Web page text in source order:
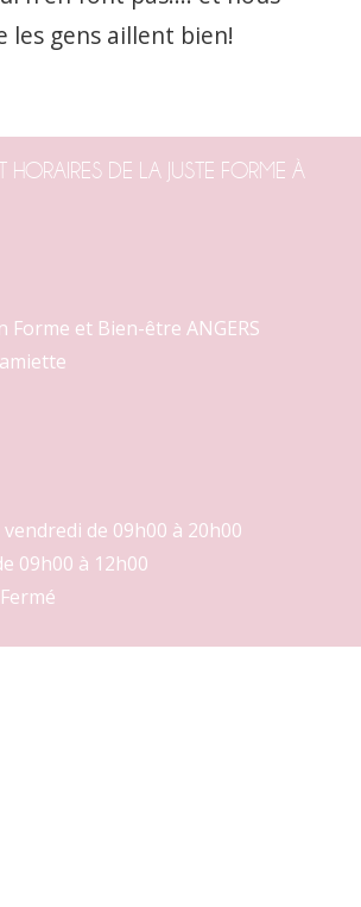
les gens aillent bien!
HORAIRES DE LA JUSTE FORME À
Forme et Bien-être ANGERS
de 09h00 à 20h00
09h00 à 12h00